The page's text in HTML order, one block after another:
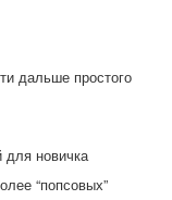
дальше простого
новичка
“попсовых”